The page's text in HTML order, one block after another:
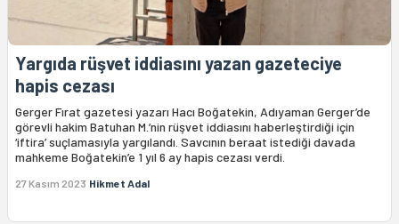
Yargıda rüşvet iddiasını yazan gazeteciye
hapis cezası
Gerger Fırat gazetesi yazarı Hacı Boğatekin, Adıyaman Gerger’de
görevli hakim Batuhan M.’nin rüşvet iddiasını haberleştirdiği için
‘iftira’ suçlamasıyla yargılandı. Savcının beraat istediği davada
mahkeme Boğatekin’e 1 yıl 6 ay hapis cezası verdi.
27 Kasım 2023 Hikmet Adal